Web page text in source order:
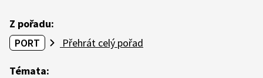
Z pořadu:
PORT
Přehrát celý pořad
Témata: